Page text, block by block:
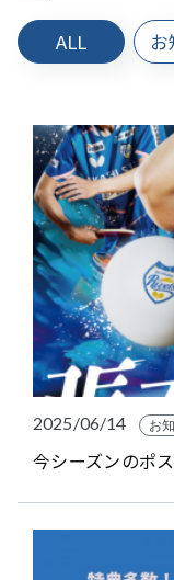
ALL
2025/06/14 お
今シーズンのポ